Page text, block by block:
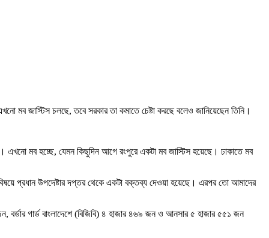
মব জাস্টিস চলছে, তবে সরকার তা কমাতে চেষ্টা করছে বলেও জানিয়েছেন তিনি।
এখনো মব হচ্ছে, যেমন কিছুদিন আগে রংপুরে একটা মব জাস্টিস হয়েছে। ঢাকাতে মব
প্রধান উপদেষ্টার দপ্তর থেকে একটা বক্তব্য দেওয়া হয়েছে। এরপর তো আমাদের
বর্ডার গার্ড বাংলাদেশে (বিজিবি) ৪ হাজার ৪৬৯ জন ও আনসার ৫ হাজার ৫৫১ জন